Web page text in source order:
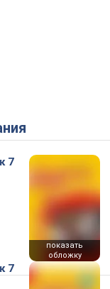
7
показать
обложку
7